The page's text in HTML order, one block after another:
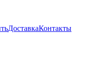
ДоставкаКонтакты